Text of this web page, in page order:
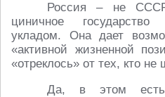
Россия – не
циничное государство
укладом. Она дает
«активной жизненной
«отреклось» от тех, кто
Да, в этом есть